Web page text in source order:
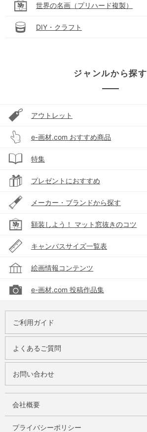
世界の名画（プリハード複製）
DIY・クラフト
ジャンルから探す
アウトレット
e-画材.com おすすめ商品
特集
プレゼントにおすすめ
メーカー・ブランドから探す
額装しよう！ マット窓抜きのコツ
キャンバスサイズ一覧表
絵画情報コンテンツ
e-画材.com 投稿作品集
ご利用ガイド
よくあるご質問
お問い合わせ
会社概要
プライバシーポリシー